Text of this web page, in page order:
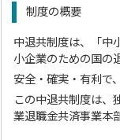
制度の概要
中退共制度は、「中
小企業のための国の
安全・確実・有利で
この中退共制度は、
業退職金共済事業本